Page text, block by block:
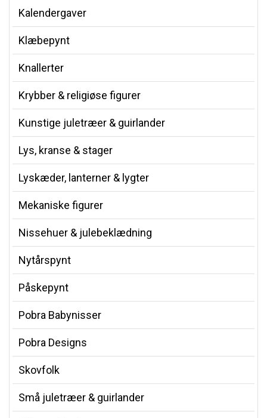
Kalendergaver
Klæbepynt
Knallerter
Krybber & religiøse figurer
Kunstige juletræer & guirlander
Lys, kranse & stager
Lyskæder, lanterner & lygter
Mekaniske figurer
Nissehuer & julebeklædning
Nytårspynt
Påskepynt
Pobra Babynisser
Pobra Designs
Skovfolk
Små juletræer & guirlander